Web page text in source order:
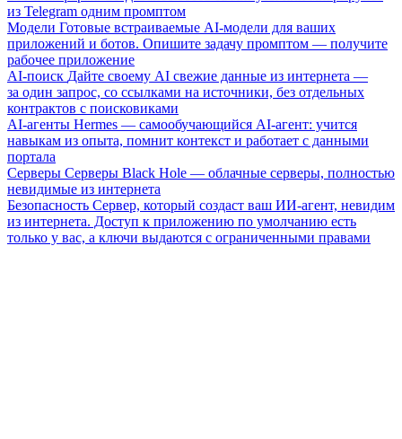
из Telegram одним промптом
Модели Готовые встраиваемые AI-модели для ваших
приложений и ботов. Опишите задачу промптом — получите
рабочее приложение
AI-поиск Дайте своему AI свежие данные из интернета —
за один запрос, со ссылками на источники, без отдельных
контрактов с поисковиками
AI-агенты Hermes — самообучающийся AI-агент: учится
навыкам из опыта, помнит контекст и работает с данными
портала
Серверы Серверы Black Hole — облачные серверы, полностью
невидимые из интернета
Безопасность Сервер, который создаст ваш ИИ-агент, невидим
из интернета. Доступ к приложению по умолчанию есть
только у вас, а ключи выдаются с ограниченными правами